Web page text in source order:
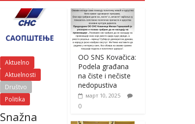
Aktuelno
Aktuelnosti
Društvo
Politika
Snažna
OO SNS Kovačica:
Podela građana
na čiste i nečiste
nedopustiva
март 10, 2025
0